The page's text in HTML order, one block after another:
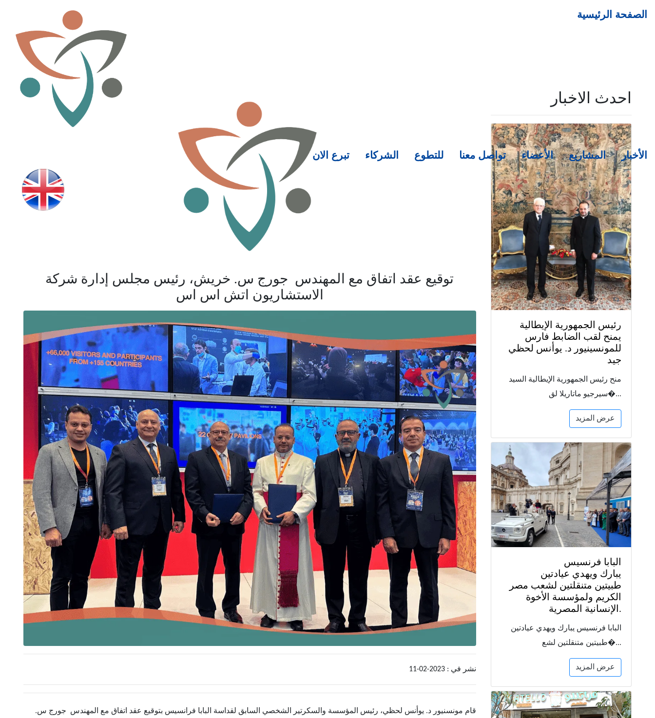
الصفحة الرئيسية
الأخبار المشاريع الأعضاء تواصل معنا للتطوع الشركاء تبرع الان
توقيع عقد اتفاق مع المهندس جورج س. خريش، رئيس مجلس إدارة شركة
الاستشاريون اتش اس اس
نشر في : 2023-02-11
قام مونسنيور د. يوأنس لحظي، رئيس المؤسسة والسكرتير الشخصي السابق لقداسة البابا فرانسيس بتوقيع عقد اتفاق مع المهندس جورج س.
احدث الاخبار
رئيس الجمهورية الإيطالية
يمنح لقب الضابط فارس
للمونسينيور د. يوأنس لحظي
جيد
منح رئيس الجمهورية الإيطالية السيد
سيرجيو ماتاريلا لق�...
عرض المزيد
البابا فرنسيس
يبارك ويهدي عيادتين
طبيتين متنقلتين لشعب مصر
الكريم ولمؤسسة الأخوة
الإنسانية المصرية.
البابا فرنسيس يبارك ويهدي عيادتين
طبيتين متنقلتين لشع�...
عرض المزيد